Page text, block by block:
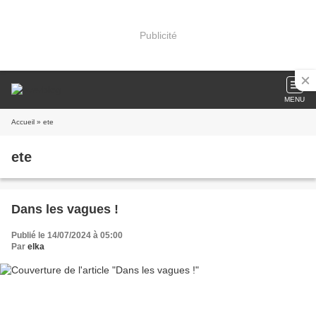
Publicité
MENU
Accueil » ete
ete
Dans les vagues !
Publié le 14/07/2024 à 05:00
Par elka